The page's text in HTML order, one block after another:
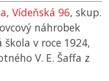
Vídeňská 96, skup.
náhrobek
v roce 1924,
V. E. Šaffa z